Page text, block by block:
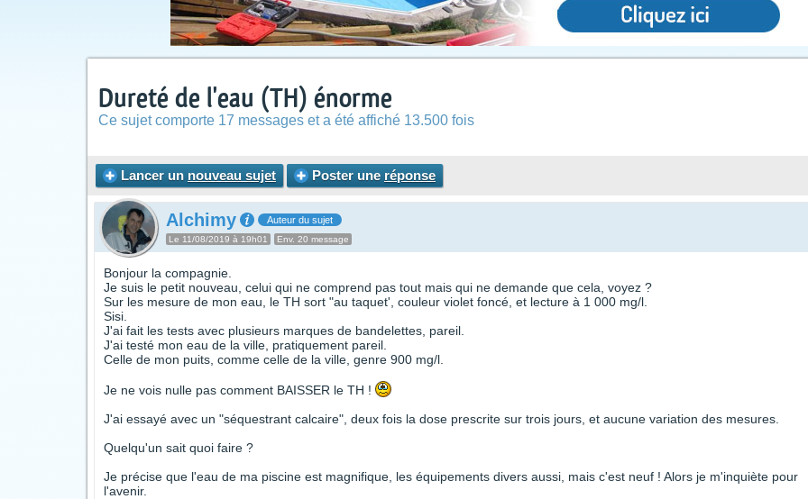
Dureté de l'eau (TH) énorme
Ce sujet comporte 17 messages et a été affiché 13.500 fois
Lancer un nouveau sujet Poster une réponse
Alchimy Auteur du sujet
Le 11/08/2019 à 19h01 Env. 20 message
Bonjour la compagnie.
Je suis le petit nouveau, celui qui ne comprend pas tout mais qui ne demande que cela, voyez ?
Sur les mesure de mon eau, le TH sort "au taquet', couleur violet foncé, et lecture à 1 000 mg/l.
Sisi.
J'ai fait les tests avec plusieurs marques de bandelettes, pareil.
J'ai testé mon eau de la ville, pratiquement pareil.
Celle de mon puits, comme celle de la ville, genre 900 mg/l.
Je ne vois nulle pas comment BAISSER le TH !
J'ai essayé avec un "séquestrant calcaire", deux fois la dose prescrite sur trois jours, et aucune variation des mesures.
Quelqu'un sait quoi faire ?
Je précise que l'eau de ma piscine est magnifique, les équipements divers aussi, mais c'est neuf ! Alors je m'inquiète pour
l'avenir.